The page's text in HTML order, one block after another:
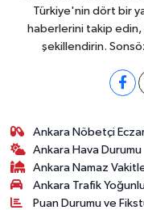
Türkiye'nin dört bir
haberlerini takip edin,
şekillendirin.
Ankara Nöbetçi
Ankara Hava Durumu
Ankara Namaz
Ankara Trafik
Puan Durumu ve